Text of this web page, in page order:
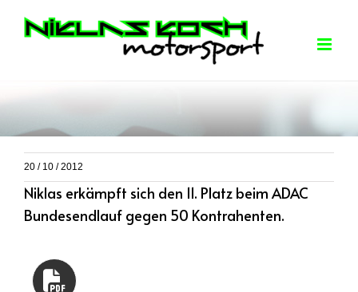
20 / 10 / 2012
Niklas erkämpft sich den 11. Platz beim ADAC
Bundesendlauf gegen 50 Kontrahenten.